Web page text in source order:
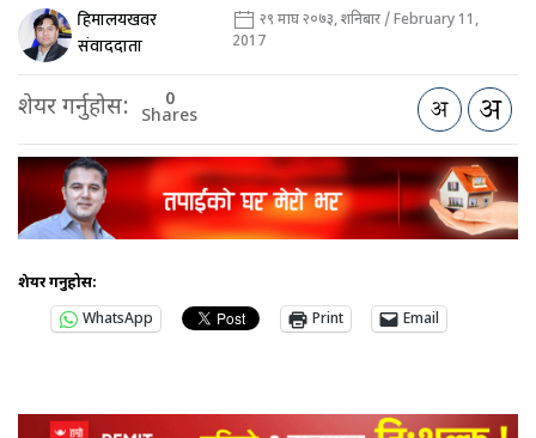
हिमालयखवर
संवाददाता
२९ माघ २०७३, शनिबार / February 11,
2017
शेयर गर्नुहोस: 0
Shares
शेयर गर्नुहोस:
WhatsApp
Print Email